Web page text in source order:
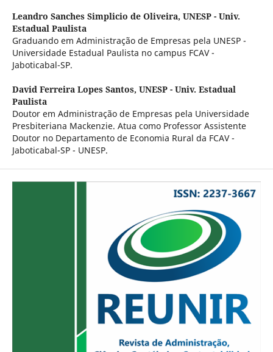
Leandro Sanches Simplicio de Oliveira, UNESP - Univ.
Estadual Paulista
Graduando em Administração de Empresas pela UNESP -
Universidade Estadual Paulista no campus FCAV -
Jaboticabal-SP.
David Ferreira Lopes Santos, UNESP - Univ. Estadual
Paulista
Doutor em Administração de Empresas pela Universidade
Presbiteriana Mackenzie. Atua como Professor Assistente
Doutor no Departamento de Economia Rural da FCAV -
Jaboticabal-SP - UNESP.